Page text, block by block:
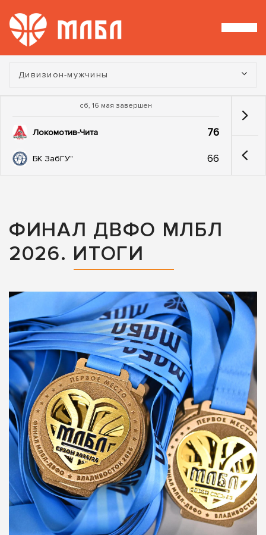
Турнир:
Дивизион-мужчины
сб, 16 мая завершен
Локомотив-Чита 76
БК ЗабГУ" 66
ФИНАЛ ДВФО МЛБЛ
2026. ИТОГИ